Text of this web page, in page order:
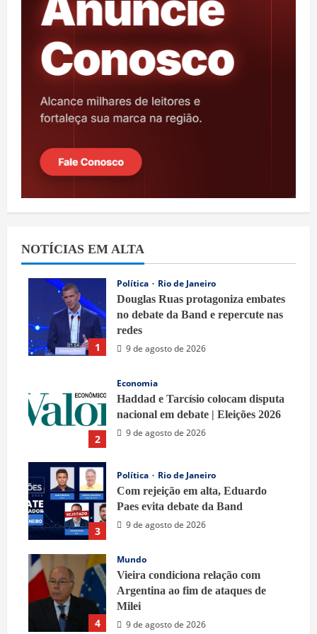
NOTÍCIAS EM ALTA
1
Política
Rio de Janeiro
Douglas Ruas protagoniza embates
no debate da Band e repercute nas
redes
9 de agosto de 2026
2
Economia
Haddad e Tarcísio colocam disputa
nacional em debate | Eleições 2026
9 de agosto de 2026
3
Política
Rio de Janeiro
Com rejeição em alta, Eduardo
Paes evita debate da Band
9 de agosto de 2026
4
Mundo
Vieira condiciona relação com
Argentina ao fim de ataques de
Milei
9 de agosto de 2026